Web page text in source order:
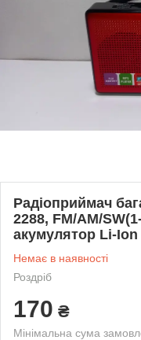
Радіоприймач
2288, FM/AM/
акумулятор Li-
Немає в наявності
Роздріб
170 ₴
Мінімальна сума